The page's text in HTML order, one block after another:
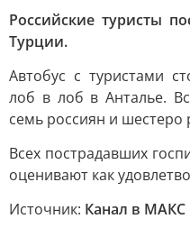
Российские туристы
Турции.
Автобус с туристами
лоб в лоб в Анталье.
семь россиян и шестеро
Всех пострадавших
оценивают как
Источник: Канал в МАКС